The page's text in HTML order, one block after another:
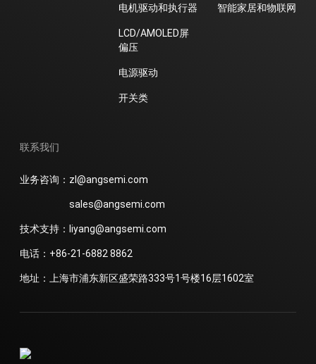
电机驱动和执行器
LCD/AMOLED屏
偏压
电源驱动
开关类
智能家居和物联网
联系我们
业务咨询：zl@angsemi.com
sales@angsemi.com
技术支持：liyang@angsemi.com
电话：+86-21-6882 8862
地址：上海市浦东新区盛荣路333号1号楼16层1602室